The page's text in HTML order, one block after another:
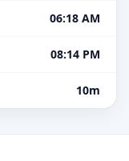
06:18 AM
08:14 PM
10m